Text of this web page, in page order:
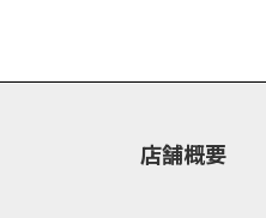
店舗概要